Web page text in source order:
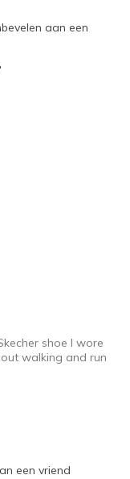
aan een
shoe I wore
walking and run
een vriend